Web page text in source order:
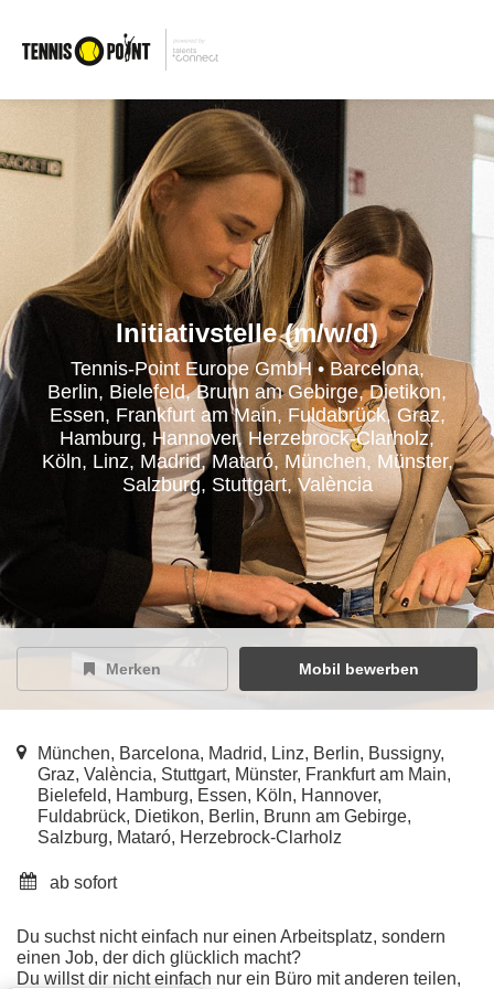
Initiativstelle (m/w/d)
Tennis-Point Europe GmbH • Barcelona,
Berlin, Bielefeld, Brunn am Gebirge, Dietikon,
Essen, Frankfurt am Main, Fuldabrück, Graz,
Hamburg, Hannover, Herzebrock-Clarholz,
Köln, Linz, Madrid, Mataró, München, Münster,
Salzburg, Stuttgart, València
Merken Mobil bewerben
München, Barcelona, Madrid, Linz, Berlin, Bussigny,
Graz, València, Stuttgart, Münster, Frankfurt am Main,
Bielefeld, Hamburg, Essen, Köln, Hannover,
Fuldabrück, Dietikon, Berlin, Brunn am Gebirge,
Salzburg, Mataró, Herzebrock-Clarholz
ab sofort
Du suchst nicht einfach nur einen Arbeitsplatz, sondern
einen Job, der dich glücklich macht?
Du willst dir nicht einfach nur ein Büro mit anderen teilen,